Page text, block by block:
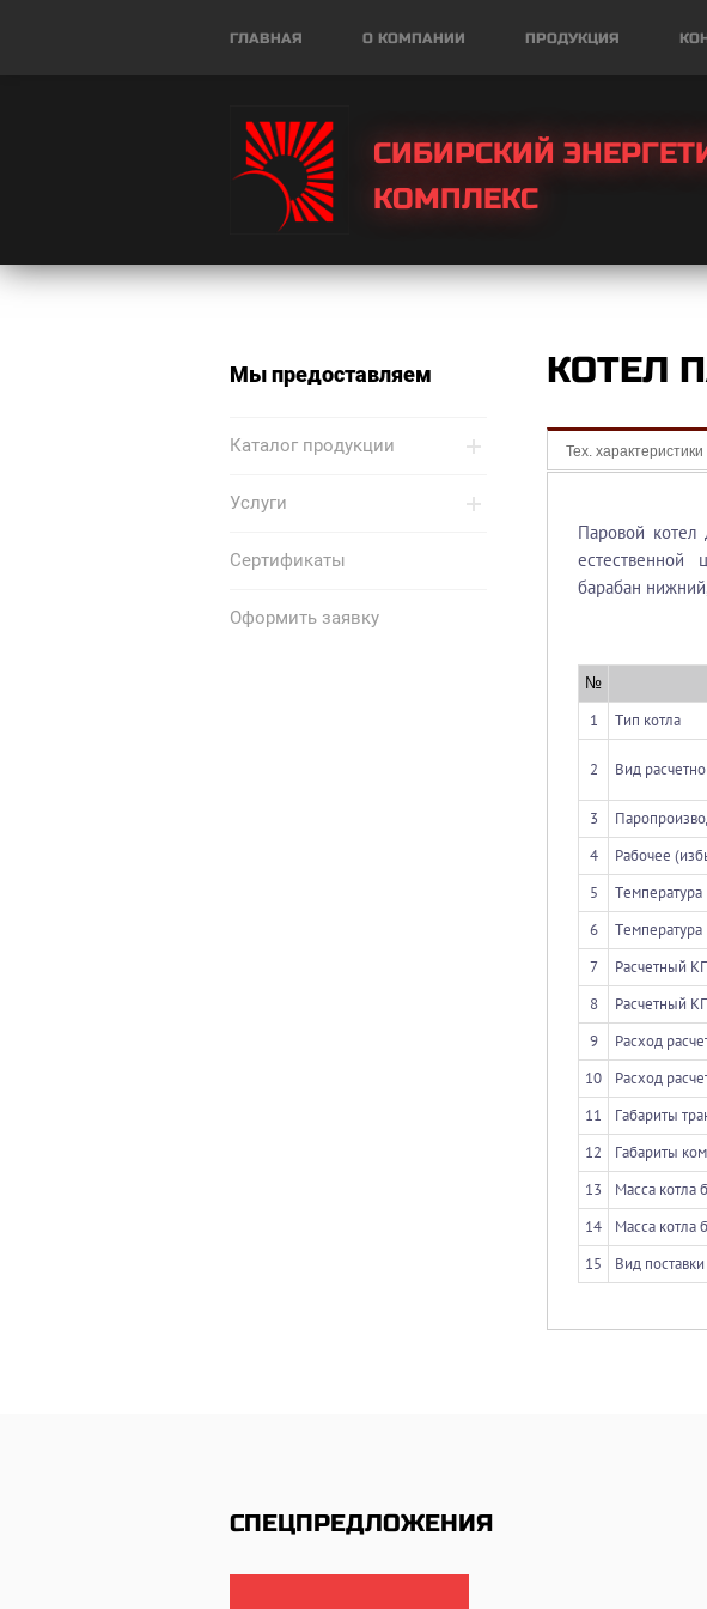
ГЛАВНАЯ О КОМПАНИИ ПРОДУКЦИЯ
СИБИРСКИЙ
КОМПЛЕКС
Мы предоставляем
Каталог продукции
Услуги
Сертификаты
Оформить заявку
КОТЕЛ
Тех. характеристики
Паровой котел
естественной
барабан
№
1
Тип котла
2 Вид
3
4
Рабочее
5
6
Температура
7
Расчетный
8
Расчетный
9
Расход
10
Расход
11
Габариты
12
Габариты
13
Масса котла
14
Масса котла
15
Вид поставки
СПЕЦПРЕДЛОЖЕНИЯ